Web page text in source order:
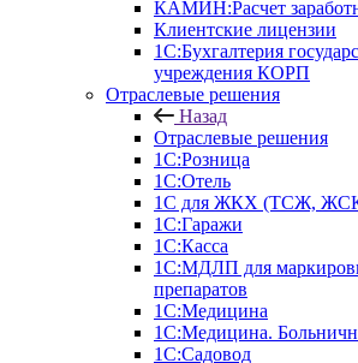
КАМИН:Расчет
Клиентские лицензии
1С:Бухгалтерия
учреждения КОРП
Отраслевые решения
Назад
Отраслевые решения
1С:Розница
1С:Отель
1С для ЖКХ (ТСЖ,
1С:Гаражи
1С:Касса
1С:МДЛП для
препаратов
1С:Медицина
1С:Медицина.
1С:Садовод